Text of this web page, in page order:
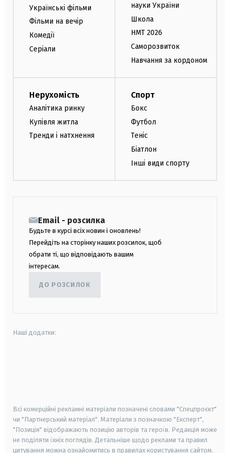
Українські фільми
Фільми на вечір
Комедії
Серіали
науки України
Школа
НМТ 2026
Саморозвиток
Навчання за кордоном
Нерухомість
Аналітика ринку
Купівля житла
Тренди і натхнення
Спорт
Бокс
Футбол
Теніс
Біатлон
Інші види спорту
Email - розсилка
Будьте в курсі всіх новин і оновлень!
Перейдіть на сторінку наших розсилок, щоб
обрати ті, що відповідають вашим
інтересам.
ДО РОЗСИЛОК
Наші додатки:
Всі комерційні рекламні матеріали позначені словами "Спецпроєкт"
чи "Партнерський матеріал". Матеріали з позначкою "Експерт",
"Позиція" відображають позицію авторів та героїв. Редакція може
не поділяти їхніх поглядів. Детальніше щодо реклами та правил
цитування можна ознайомитись в правилах користування сайтом.